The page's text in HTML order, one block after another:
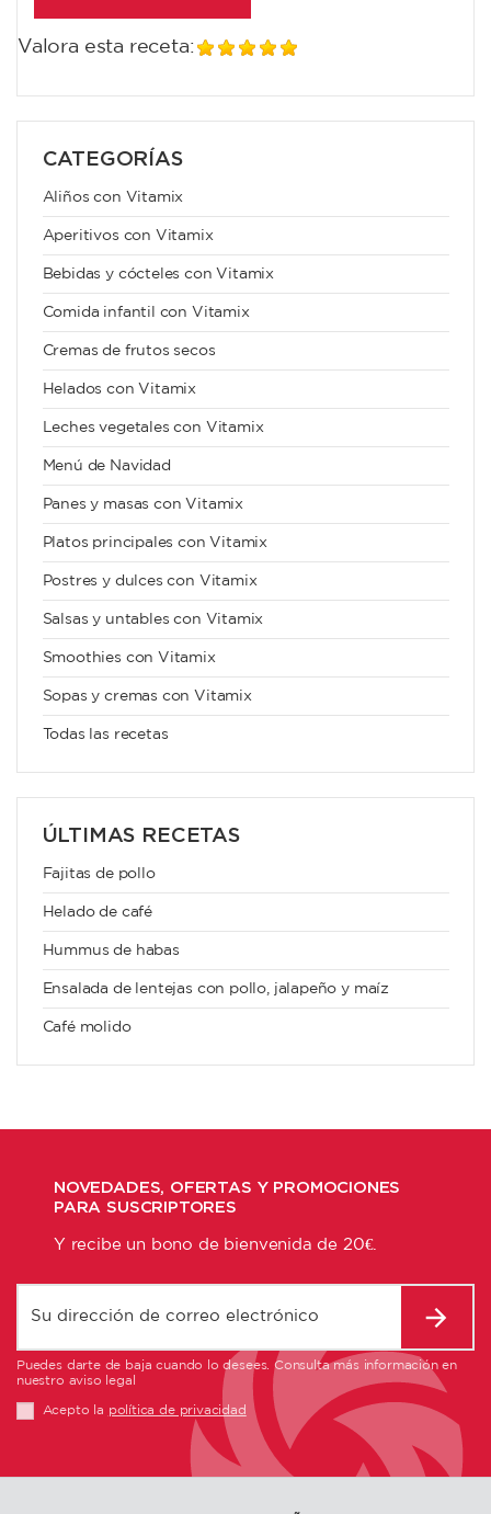
Valora esta receta:
CATEGORÍAS
Aliños con Vitamix
Aperitivos con Vitamix
Bebidas y cócteles con Vitamix
Comida infantil con Vitamix
Cremas de frutos secos
Helados con Vitamix
Leches vegetales con Vitamix
Menú de Navidad
Panes y masas con Vitamix
Platos principales con Vitamix
Postres y dulces con Vitamix
Salsas y untables con Vitamix
Smoothies con Vitamix
Sopas y cremas con Vitamix
Todas las recetas
ÚLTIMAS RECETAS
Fajitas de pollo
Helado de café
Hummus de habas
Ensalada de lentejas con pollo, jalapeño y maíz
Café molido
NOVEDADES, OFERTAS Y PROMOCIONES
PARA SUSCRIPTORES
Y recibe un bono de bienvenida de 20€.
Puedes darte de baja cuando lo desees. Consulta más información en
nuestro aviso legal
Acepto la política de privacidad